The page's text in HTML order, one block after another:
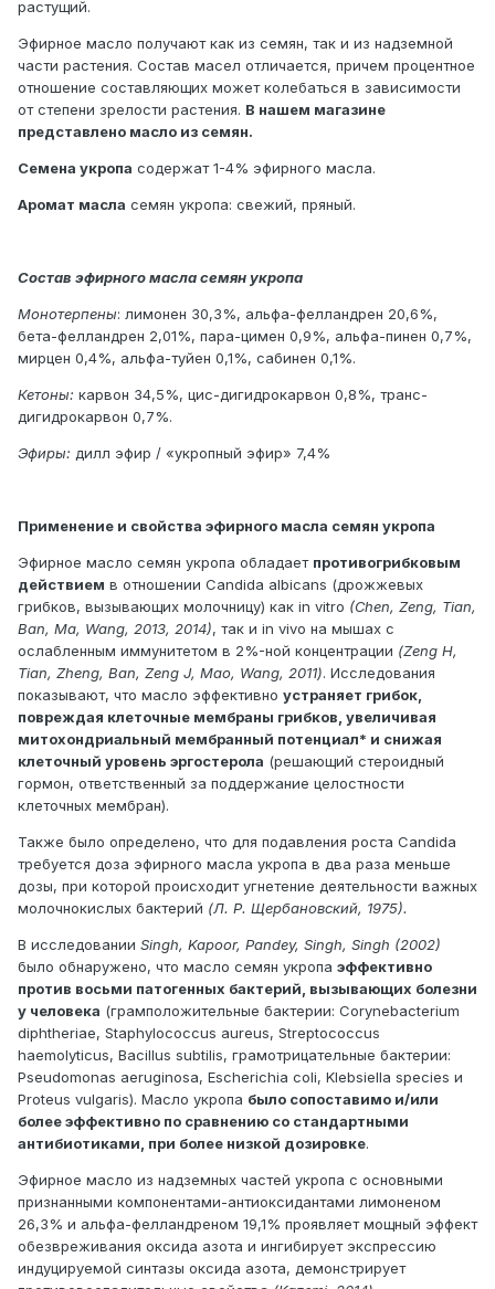
растущий.
Эфирное масло получают как из семян, так и из надземной
части растения. Состав масел отличается, причем процентное
отношение составляющих может колебаться в зависимости
от степени зрелости растения. В нашем магазине
представлено масло из семян.
Семена укропа содержат 1-4% эфирного масла.
Аромат масла семян укропа: свежий, пряный.
Состав эфирного масла семян укропа
Монотерпены: лимонен 30,3%, альфа-фелландрен 20,6%,
бета-фелландрен 2,01%, пара-цимен 0,9%, альфа-пинен 0,7%,
мирцен 0,4%, альфа-туйен 0,1%, сабинен 0,1%.
Кетоны: карвон 34,5%, цис-дигидрокарвон 0,8%, транс-
дигидрокарвон 0,7%.
Эфиры: дилл эфир / «укропный эфир» 7,4%
Применение и свойства эфирного масла семян укропа
Эфирное масло семян укропа обладает противогрибковым
действием в отношении Candida albicans (дрожжевых
грибков, вызывающих молочницу) как in vitro (Chen, Zeng, Tian,
Ban, Ma, Wang, 2013, 2014), так и in vivo на мышах с
ослабленным иммунитетом в 2%-ной концентрации (Zeng H,
Tian, Zheng, Ban, Zeng J, Mao, Wang, 2011). Исследования
показывают, что масло эффективно устраняет грибок,
повреждая клеточные мембраны грибков, увеличивая
митохондриальный мембранный потенциал* и снижая
клеточный уровень эргостерола (решающий стероидный
гормон, ответственный за поддержание целостности
клеточных мембран).
Также было определено, что для подавления роста Candida
требуется доза эфирного масла укропа в два раза меньше
дозы, при которой происходит угнетение деятельности важных
молочнокислых бактерий (Л. Р. Щербановский, 1975).
В исследовании Singh, Kapoor, Pandey, Singh, Singh (2002)
было обнаружено, что масло семян укропа эффективно
против восьми патогенных бактерий, вызывающих болезни
у человека (грамположительные бактерии: Corynebacterium
diphtheriae, Staphylococcus aureus, Streptococcus
haemolyticus, Bacillus subtilis, грамотрицательные бактерии:
Pseudomonas aeruginosa, Escherichia coli, Klebsiella species и
Proteus vulgaris). Масло укропа было сопоставимо и/или
более эффективно по сравнению со стандартными
антибиотиками, при более низкой дозировке.
Эфирное масло из надземных частей укропа с основными
признанными компонентами-антиоксидантами лимоненом
26,3% и альфа-фелландреном 19,1% проявляет мощный эффект
обезвреживания оксида азота и ингибирует экспрессию
индуцируемой синтазы оксида азота, демонстрирует